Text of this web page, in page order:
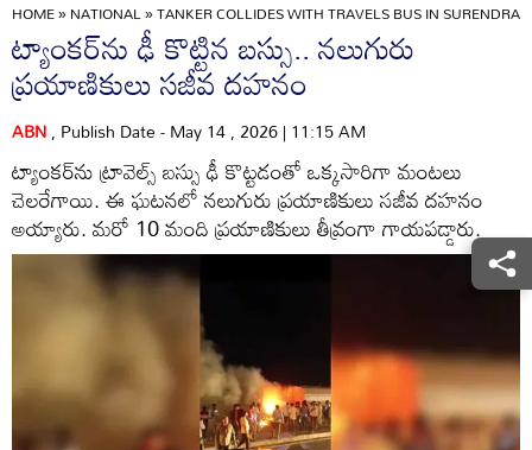
HOME»NATIONAL»TANKER COLLIDES WITH TRAVELS BUS IN
ట్యాంకర్‌‌ను ఢీ కొట్టిన బస్సు.. నలుగురు
ప్రయాణికులు సజీవ దహనం
ABN, Publish Date - May 14 , 2026 | 11:15 AM
ట్యాంకర్‌ను ట్రావెల్స్ బస్సు ఢీ కొట్టడంతో ఒక్కసారిగా మంటలు
చెలరేగాయి. ఈ ఘటనలో నలుగురు ప్రయాణికులు సజీవ దహనం
అయ్యారు. మరో 10 మంది ప్రయాణికులు తీవ్రంగా గాయపడ్డారు.